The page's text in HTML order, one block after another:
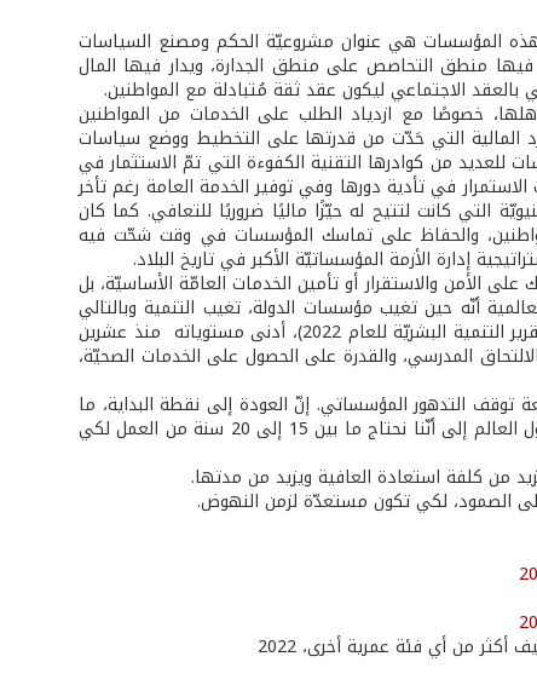
هذه المؤسسات هي عنوان مشروعيّة الحكم ومصنع السياسات
منطق التحاصص على منطق الجدارة، ويدار فيها المال
بالعقد الاجتماعي ليكون عقد ثقة مُتبادلة مع المواطنين.
خصوصًا مع ازدياد الطلب على الخدمات من المواطنين
المالية التي حَدّت من قدرتها على التخطيط ووضع سياسات
للعديد من كوادرها التقنية الكفوءة التي تمّ الاستثمار في
في تأدية دورها وفي توفير الخدمة العامة رغم تأخر
التي كانت لتتيح له حيّزًا ماليًا ضروريًا للتعافي. كما كان
والحفاظ على تماسك المؤسسات في وقت شحّت فيه
إدارة الأزمة المؤسساتيّة الأكبر في تاريخ البلاد.
الأمن والاستقرار أو تأمين الخدمات العامّة الأساسيّة، بل
أنّه حين تغيب مؤسسات الدولة، تغيب التنمية وبالتالي
يصبح الخطر مُحدقًا. في لبنان، سجّل مؤشر التنمية البشرية الصادر عن الأمم المتحدة (تقرير التنمية البشريّة للعام 2022)، أدنى مستوياته منذ عشرين
المدرسي، والقدرة على الحصول على الخدمات الصحيّة،
التدهور المؤسساتي. إنّ العودة إلى نقطة البداية، ما
قبل الأزمة، سيتطلّب استثمارات مُكلفة وسنوات طويلة وصعبة. وتُشير دراسات كثيرة حول العالم إلى أنّنا نحتاج ما بين 15 إلى 20 سنة من العمل لكي
من كلفة استعادة العافية ويزيد من مدتها.
الصمود، لكي تكون مستعدّة لزمن النهوض.